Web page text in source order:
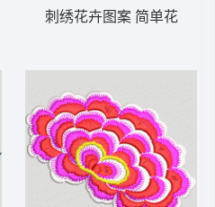
刺绣花卉图案 简单花